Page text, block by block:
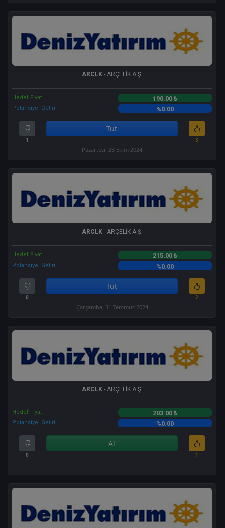
ARCLK- ARÇELİK A.Ş.
Hedef Fiyat 190.00 ₺
Potansiyel Getiri %0.00
1
Tut
3
Pazartesi, 28 Ekim 2024
ARCLK- ARÇELİK A.Ş.
Hedef Fiyat 215.00 ₺
Potansiyel Getiri %0.00
0
Tut
2
Çarşamba, 31 Temmuz 2024
ARCLK- ARÇELİK A.Ş.
Hedef Fiyat 203.00 ₺
Potansiyel Getiri %0.00
0
Al
1